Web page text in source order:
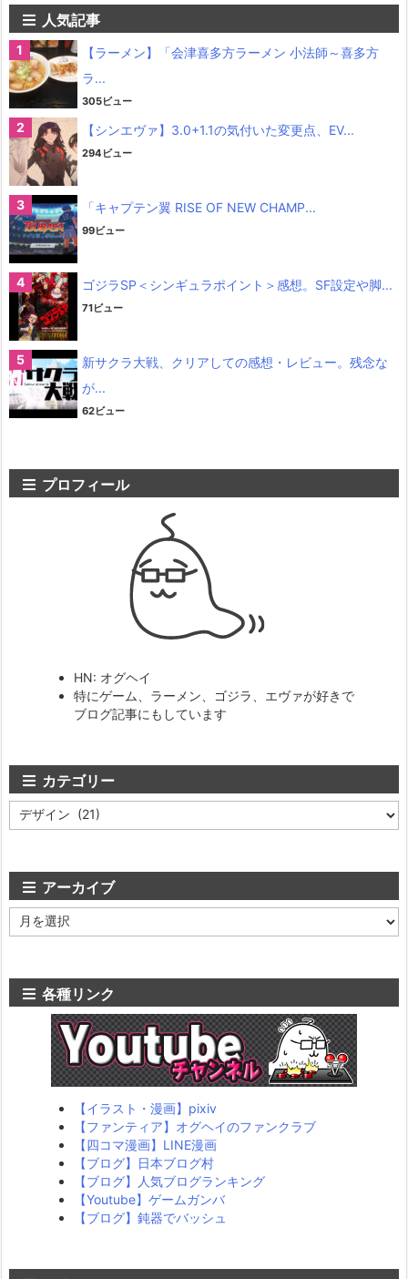
人気記事
【ラーメン】「会津喜多方ラーメン 小法師～喜多方
ラ...
305ビュー
【シンエヴァ】3.0+1.1の気付いた変更点、EV...
294ビュー
「キャプテン翼 RISE OF NEW CHAMP...
99ビュー
ゴジラSP＜シンギュラポイント＞感想。SF設定や脚...
71ビュー
新サクラ大戦、クリアしての感想・レビュー。残念な
が...
62ビュー
プロフィール
HN: オグヘイ
特にゲーム、ラーメン、ゴジラ、エヴァが好きで
ブログ記事にもしています
カテゴリー
カ
テ
アーカイブ
ー
各種リンク
【イラスト・漫画】pixiv
【ファンティア】オグヘイのファンクラブ
【四コマ漫画】LINE漫画
【ブログ】日本ブログ村
【ブログ】人気ブログランキング
【Youtube】ゲームガンバ
【ブログ】鈍器でバッシュ